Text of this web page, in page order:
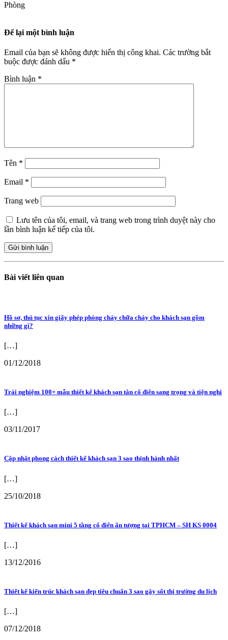
Phòng
Để lại một bình luận
Email của bạn sẽ không được hiển thị công khai. Các trường bắt
buộc được đánh dấu *
Bình luận *
Tên *
Email *
Trang web
Lưu tên của tôi, email, và trang web trong trình duyệt này cho
lần bình luận kế tiếp của tôi.
Bài viết liên quan
Hồ sơ, thủ tục xin giấy phép phòng cháy chữa cháy cho khách sạn gồm
những gì?
[…]
01/12/2018
Trải nghiệm 100+ mẫu thiết kế khách sạn tân cổ điển sang trọng và tiện nghi
[…]
03/11/2017
Cập nhật phong cách thiết kế khách sạn 3 sao thịnh hành nhất
[…]
25/10/2018
Thiết kế khách sạn mini 5 tầng cổ điển ấn tượng tại TPHCM – SH KS 0004
[…]
13/12/2016
Thiết kế kiến trúc khách sạn đẹp tiêu chuẩn 3 sao gây sốt thị trường du lịch
[…]
07/12/2018